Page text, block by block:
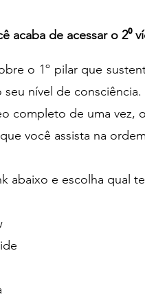
acaba de acessar o 2⁰
o 1º pilar que
nível de consciência.
completo de uma vez,
você assista na
abaixo e escolha qual